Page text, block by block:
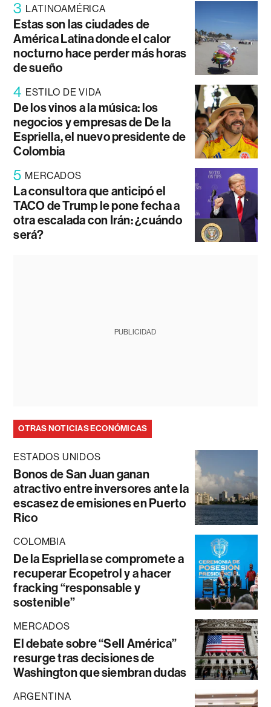
3 LATINOAMÉRICA
Estas son las ciudades de
América Latina donde el calor
nocturno hace perder más horas
de sueño
4 ESTILO DE VIDA
De los vinos a la música: los
negocios y empresas de De la
Espriella, el nuevo presidente de
Colombia
5 MERCADOS
La consultora que anticipó el
TACO de Trump le pone fecha a
otra escalada con Irán: ¿cuándo
será?
PUBLICIDAD
OTRAS NOTICIAS ECONÓMICAS
ESTADOS UNIDOS
Bonos de San Juan ganan
atractivo entre inversores ante la
escasez de emisiones en Puerto
Rico
COLOMBIA
De la Espriella se compromete a
recuperar Ecopetrol y a hacer
fracking “responsable y
sostenible”
MERCADOS
El debate sobre “Sell América”
resurge tras decisiones de
Washington que siembran dudas
ARGENTINA